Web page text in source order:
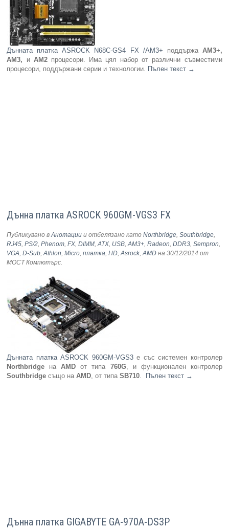
Принтери
Консумативи
Аксесоари
Дънната платка ASROCK N68C-GS4 FX /AM3+ поддържа AM3+,
AM3, и AM2процесори. Има цял набор от различни съвместими
процесори, поддържани серии и технологии. Пълен текст →
Дънна платка ASROCK 960GM-VGS3 FX
Публикувано вАнотации и отбелязано катоNorthbridge,Southbridge,
RJ45,PS/2,Phenom,FX,DIMM,ATX, USB,AM3+,Radeon,DDR3,Sempron,
VGA,D-Sub,Athlon,Micro,платка,HD,Asrock,AMD на 30/12/2014 от
МОСТ Компютърс.
Дънната платка ASROCK 960GM-VGS3е със системен контролер
Northbridge наAMD от типа 760G, и функционален контролер
Southbridge също наAMD, от типаSB710. Пълен текст →
Дънна платка GIGABYTE GA-970A-DS3P